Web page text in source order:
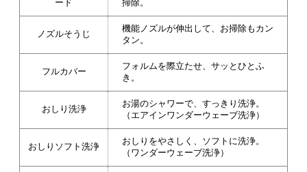
ード 掃除。
ノズルそうじ
機能ノズルが伸出して、お掃除もカン
タン。
フルカバー
フォルムを際立たせ、サッとひとふ
き。
おしり洗浄
お湯のシャワーで、すっきり洗浄。
（エアインワンダーウェーブ洗浄）
おしりソフト洗浄
おしりをやさしく、ソフトに洗浄。
（ワンダーウェーブ洗浄）